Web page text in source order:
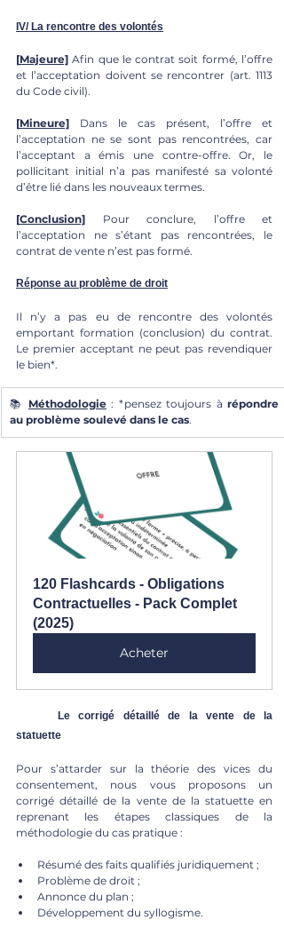
IV/ La rencontre des volontés
[Majeure] Afin que le contrat soit formé, l’offre
et l’acceptation doivent se rencontrer (art. 1113
du Code civil).
[Mineure] Dans le cas présent, l’offre et
l’acceptation ne se sont pas rencontrées, car
l’acceptant a émis une contre-offre. Or, le
pollicitant initial n’a pas manifesté sa volonté
d’être lié dans les nouveaux termes.
[Conclusion] Pour conclure, l’offre et
l’acceptation ne s’étant pas rencontrées, le
contrat de vente n’est pas formé.
Réponse au problème de droit
Il n’y a pas eu de rencontre des volontés
emportant formation (conclusion) du contrat.
Le premier acceptant ne peut pas revendiquer
le bien*.
📚 Méthodologie : *pensez toujours à répondre
au problème soulevé dans le cas.
120 Flashcards - Obligations
Contractuelles - Pack Complet
(2025)
Acheter
statuette
Pour s’attarder sur la théorie des vices du
consentement, nous vous proposons un
corrigé détaillé de la vente de la statuette en
reprenant les étapes classiques de la
méthodologie du cas pratique :
Résumé des faits qualifiés juridiquement ;
Problème de droit ;
Annonce du plan ;
Développement du syllogisme.